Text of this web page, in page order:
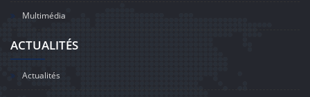
Multimédia
ACTUALITÉS
Actualités